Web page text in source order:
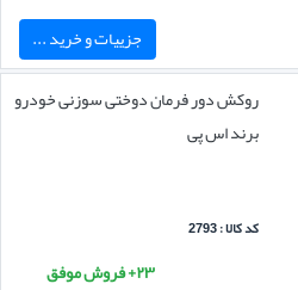
جزییات و خرید ...
روکش دور فرمان دوختی سوزنی خودرو
برند اس پی
کد کالا : 2793
۲۳+ فروش موفق